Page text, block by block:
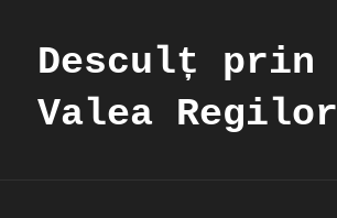
Desculț prin
Valea Regilor